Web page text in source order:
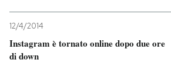
12/4/2014
Instagram è tornato online dopo due ore
di down